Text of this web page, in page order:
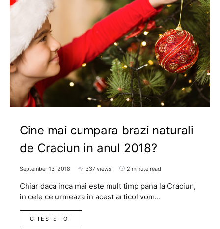
Cine mai cumpara brazi naturali
de Craciun in anul 2018?
September 13, 2018 337 views 2 minute read
Chiar daca inca mai este mult timp pana la Craciun,
in cele ce urmeaza in acest articol vom…
CITESTE TOT